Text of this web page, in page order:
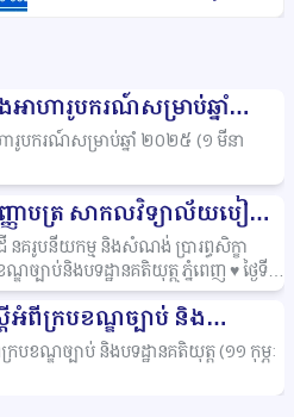
អាហារូបករណ៍សម្រាប់ឆ្នាំ
ា ២០២៥)
រូបករណ៍សម្រាប់ឆ្នាំ ២០២៥ (១ មីនា
ាបត្រ សាកលវិទ្យាល័យបៀល
២០២៥)
នគរូបនីយកម្ម និងសំណង់ ប្រារព្ធសិក្ខា
ឌច្បាប់និងបទដ្ឋានគតិយុត្តភ្នំពេញ ♥️ថ្ងៃទី
៥☺️សាកលវិទ្យាល័យបៀលប្រាយ
ារជាមួយ ក្រសួងរៀបចំដែនដី នគរូបនីយ
រៀបចំសិក្ខាសាលាស្តីអំពី «ការផ្សព្វផ្សាយ
ទដ្ឋានគតិយុត្តក្នុងវិស័យរៀបចំដែនដី នគ
សិក្ខាសាលានេះបានប្រព្រឹត្ត
អំពីក្របខណ្ឌច្បាប់ និង
(១១កុម្ភៈ ២០២៥)
របខណ្ឌច្បាប់ និងបទដ្ឋានគតិយុត្ត(១១ កុម្ភៈ